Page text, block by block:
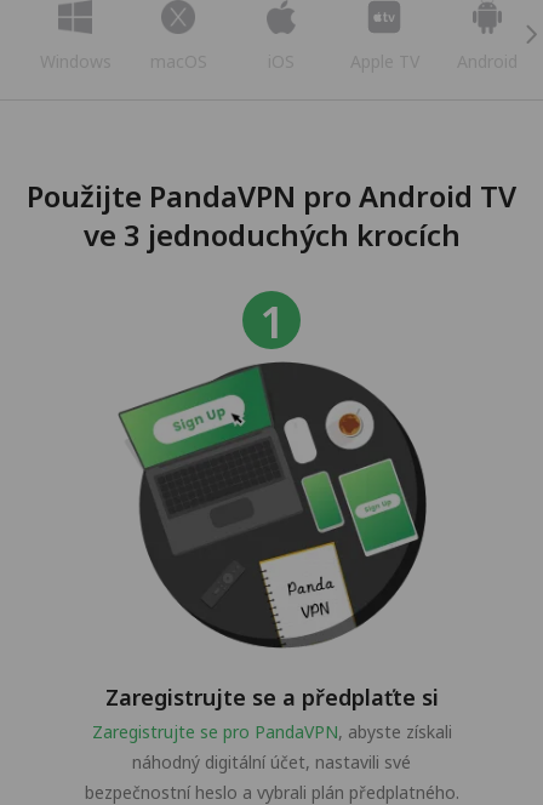
Windows macOS iOS Apple TV Android
Použijte PandaVPN pro Android TV
ve 3 jednoduchých krocích
Zaregistrujte se a předplaťte si
Zaregistrujte se pro PandaVPN, abyste získali
náhodný digitální účet, nastavili své
bezpečnostní heslo a vybrali plán předplatného.